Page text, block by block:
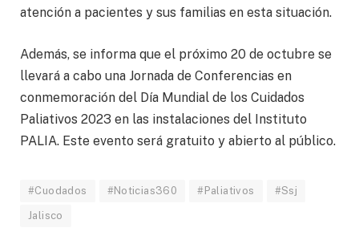
atención a pacientes y sus familias en esta situación.
Además, se informa que el próximo 20 de octubre se
llevará a cabo una Jornada de Conferencias en
conmemoración del Día Mundial de los Cuidados
Paliativos 2023 en las instalaciones del Instituto
PALIA. Este evento será gratuito y abierto al público.
#Cuodados #Noticias360 #Paliativos #Ssj
Jalisco